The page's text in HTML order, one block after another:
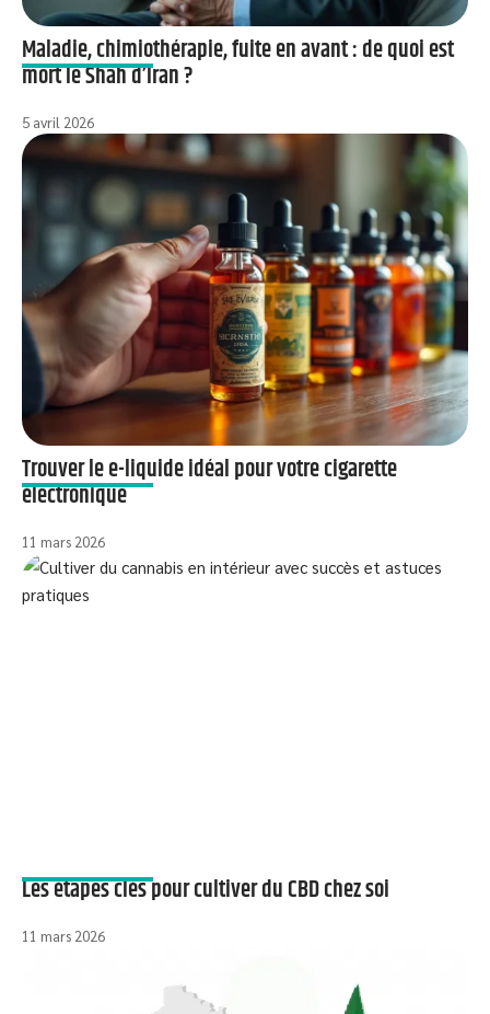
Maladie, chimiothérapie, fuite en avant : de quoi est
mort le Shah d’Iran ?
5 avril 2026
Trouver le e-liquide idéal pour votre cigarette
électronique
11 mars 2026
Les étapes clés pour cultiver du CBD chez soi
11 mars 2026